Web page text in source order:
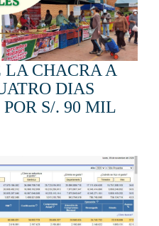
LA CHACRA A
DIAS
S/. 90 MIL